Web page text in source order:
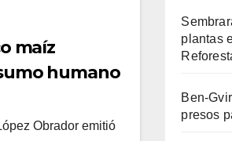
maíz
humano
Obrador emitió
plantas
Ben-
presos